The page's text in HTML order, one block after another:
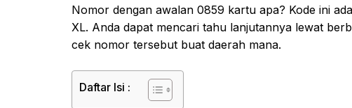
Nomor dengan awalan 0859 kartu apa? Kode ini
XL. Anda dapat mencari tahu lanjutannya lewat
cek nomor tersebut buat daerah mana.
Daftar Isi :